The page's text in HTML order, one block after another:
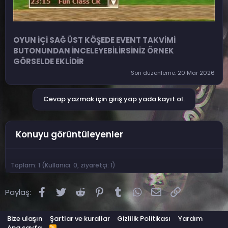
OYUN İÇİ SAĞ ÜST KÖŞEDE EVENT TAKVİMİ
BUTONUNDAN İNCELEYEBİLİRSİNİZ ÖRNEK
GÖRSELDE EKLİDİR
Son düzenleme: 20 Mar 2026
Cevap yazmak için giriş yap yada kayıt ol.
Konuyu görüntüleyenler
Toplam: 1 (Kullanıcı: 0, ziyaretçi: 1)
Paylaş: Facebook
Twitter Reddit Pinterest
TumblrWhatsApp
E-posta
Link
Bize ulaşın Şartlar ve kurallar Gizlilik Politikası
Yardım